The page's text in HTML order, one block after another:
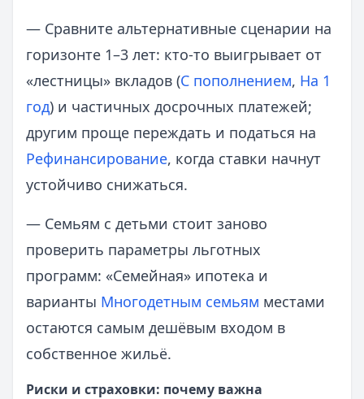
— Сравните альтернативные сценарии на
горизонте 1–3 лет: кто-то выигрывает от
«лестницы» вкладов (С пополнением, На 1
год) и частичных досрочных платежей;
другим проще переждать и податься на
Рефинансирование, когда ставки начнут
устойчиво снижаться.
— Семьям с детьми стоит заново
проверить параметры льготных
программ: «Семейная» ипотека и
варианты Многодетным семьям местами
остаются самым дешёвым входом в
собственное жильё.
Риски и страховки: почему важна